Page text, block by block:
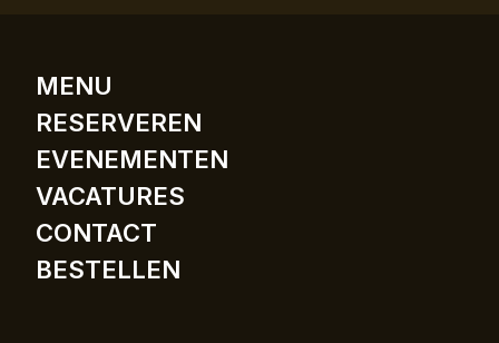
MENU
RESERVEREN
EVENEMENTEN
VACATURES
CONTACT
BESTELLEN